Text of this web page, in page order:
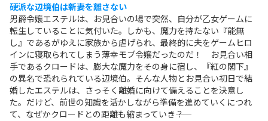
硬派な辺境伯は新妻を離さない
男爵令嬢エステルは、お見合いの場で突然、自分が乙女ゲームに
転生していることに気付いた。しかも、魔力を持たない『能無
し』であるがゆえに家族から虐げられ、最終的に夫をゲームヒロ
インに寝取られてしまう薄幸モブ令嬢だったのだ！ お見合い相
手であるクロードは、膨大な魔力をその身に宿し、『紅の閣下』
の異名で恐れられている辺境伯。そんな人物とお見合い初日で結
婚したエステルは、さっそく離婚に向けて備えることを決意し
た。だけど、前世の知識を活かしながら準備を進めていくにつれ
て、なぜかクロードとの距離も縮まっていき――？